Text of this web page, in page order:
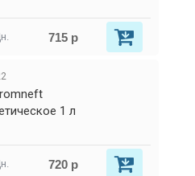
715 р
1 л
720 р